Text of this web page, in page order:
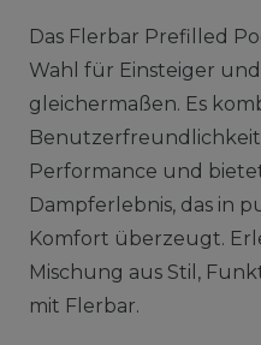
Das Flerbar Prefilled
Wahl für Einsteiger
gleichermaßen. Es
Benutzerfreundlichkeit
Performance und
Dampferlebnis, das in
Komfort überzeugt.
Mischung aus Stil,
mit Flerbar.